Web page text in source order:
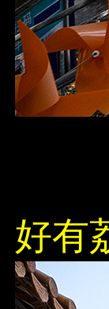
好有